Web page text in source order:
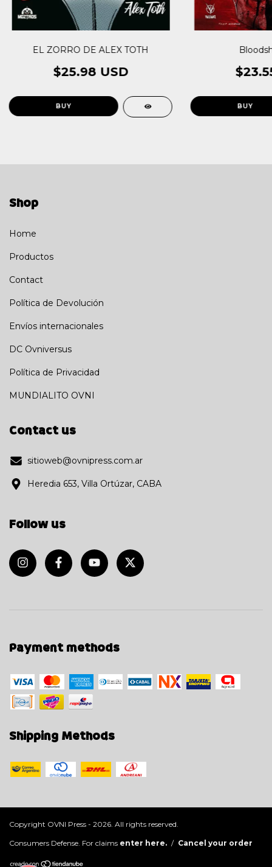
EL ZORRO DE ALEX TOTH
$25.98 USD
Shop
Home
Productos
Contact
Política de Devolución
Envíos internacionales
DC Ovniversus
Política de Privacidad
MUNDIALITO OVNI
Contact us
sitioweb@ovnipress.com.ar
Heredia 653, Villa Ortúzar, CABA
Follow us
Payment methods
Shipping Methods
Copyright OVNI Press - 2026. All rights reserved.
Consumers Defense. For claims enter here. / Cancel your order